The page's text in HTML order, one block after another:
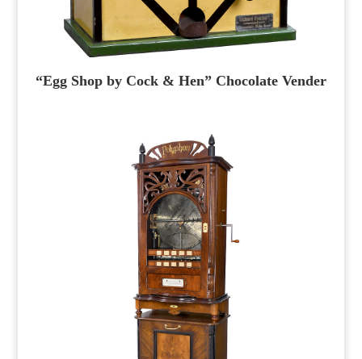
“Egg Shop by Cock & Hen” Chocolate Vender